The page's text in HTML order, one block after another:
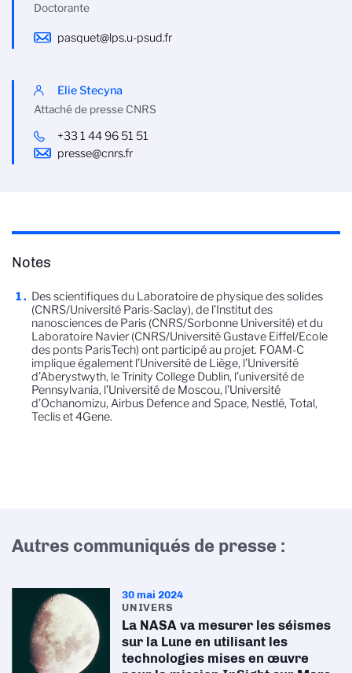
Doctorante
pasquet@lps.u-psud.fr
Elie Stecyna
Attaché de presse CNRS
+33 1 44 96 51 51
presse@cnrs.fr
Notes
Des scientifiques du Laboratoire de physique des solides
(CNRS/Université Paris-Saclay), de l’Institut des
nanosciences de Paris (CNRS/Sorbonne Université) et du
Laboratoire Navier (CNRS/Université Gustave Eiffel/Ecole
des ponts ParisTech) ont participé au projet. FOAM-C
implique également l’Université de Liège, l’Université
d’Aberystwyth, le Trinity College Dublin, l’université de
Pennsylvania, l’Université de Moscou, l’Université
d’Ochanomizu, Airbus Defence and Space, Nestlé, Total,
Teclis et 4Gene.
Autres communiqués de presse :
30 mai 2024
UNIVERS
La NASA va mesurer les séismes
sur la Lune en utilisant les
technologies mises en œuvre